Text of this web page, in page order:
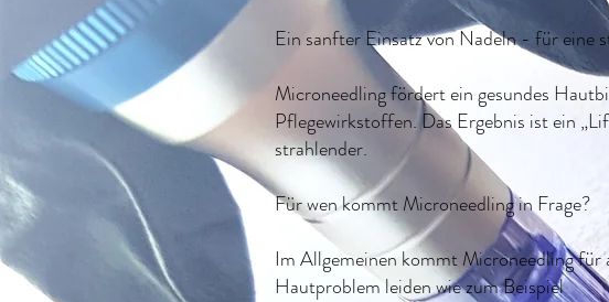
Ein sanfter Einsatz von Nadeln - für eine
Microneedling fördert ein gesundes
Pflegewirkstoffen. Das Ergebnis ist ein
strahlender.
Für wen kommt Microneedling in Frage?
Im Allgemeinen kommt Microneedling für
Hautproblem leiden wie zum Beispiel